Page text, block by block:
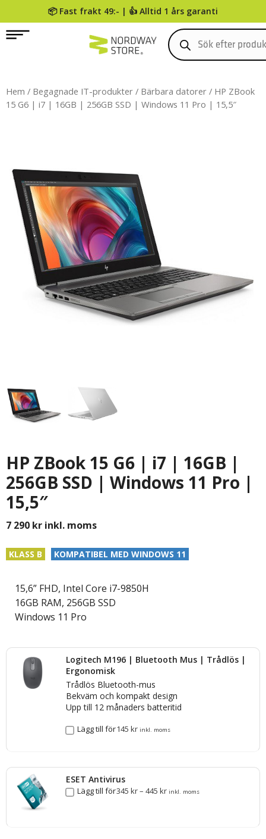
📦 Fast frakt 49:- | 👍 Alltid 1 års garanti
0
Hem / Begagnade IT-produkter / Bärbara datorer / HP ZBook
15 G6 | i7 | 16GB | 256GB SSD | Windows 11 Pro | 15,5″
HP ZBook 15 G6 | i7 | 16GB |
256GB SSD | Windows 11 Pro |
15,5″
7 290 kr inkl. moms
KLASS B KOMPATIBEL MED WINDOWS 11
15,6” FHD, Intel Core i7-9850H
16GB RAM, 256GB SSD
Windows 11 Pro
Logitech M196 | Bluetooth Mus | Trådlös |
Ergonomisk
Trådlös Bluetooth-mus
Bekväm och kompakt design
Upp till 12 månaders batteritid
Lägg till för145kr inkl. moms
ESET Antivirus
Lägg till för345kr–445kr inkl. moms